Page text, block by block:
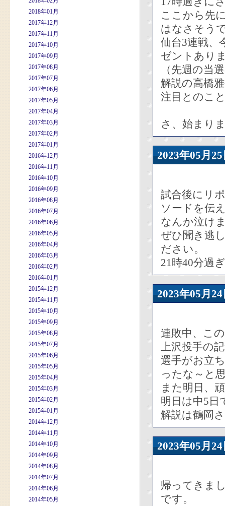
2018年01月
2017年12月
2017年11月
2017年10月
2017年09月
2017年08月
2017年07月
2017年06月
2017年05月
2017年04月
2017年03月
2017年02月
2017年01月
2016年12月
2016年11月
2016年10月
2016年09月
2016年08月
2016年07月
2016年06月
2016年05月
2016年04月
2016年03月
2016年02月
2016年01月
2015年12月
2015年11月
2015年10月
2015年09月
2015年08月
2015年07月
2015年06月
2015年05月
2015年04月
2015年03月
2015年02月
2015年01月
2014年12月
2014年11月
2014年10月
2014年09月
2014年08月
2014年07月
2014年06月
2014年05月
ここから先
はなさそう
仙台3連戦、
ゼントあり
（先週の当
解説の高橋
注目とのこ
さ、始まり
2023年05
試合後にリ
ソードを伝
なんか泣け
ぜひ聞き逃
ださい。
21時40分過
2023年05
連敗中、こ
上沢投手の
選手がお立
ったな～と
また明日、
明日は中5日
解説は鶴岡
2023年05
帰ってきま
です。